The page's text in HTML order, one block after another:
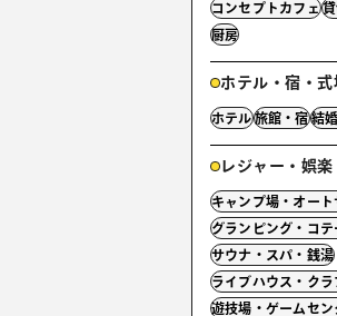
コンセプトカフェ
厨房
ホテル・宿・式
ホテル旅館・宿結
レジャー・娯楽
キャンプ場・オート
グランピング・コテ
サウナ・スパ・銭湯
ライブハウス・クラ
遊技場・ゲームセン